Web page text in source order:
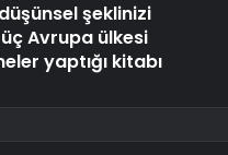
şeklinizi
Avrupa ülkesi
yaptığı kitabı